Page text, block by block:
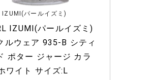
IZUMI(パールイズミ)
IZUMI(パールイズミ)
ルウェア 935-B シティ
ポター ジャージ カラ
ワイト サイズ:L